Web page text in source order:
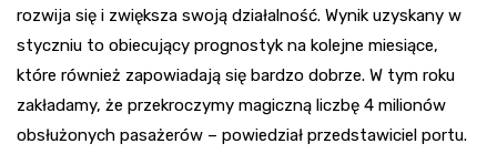
rozwija się i zwiększa swoją działalność. Wynik uzyskany w
styczniu to obiecujący prognostyk na kolejne miesiące,
które również zapowiadają się bardzo dobrze. W tym roku
zakładamy, że przekroczymy magiczną liczbę 4 milionów
obsłużonych pasażerów – powiedział przedstawiciel portu.